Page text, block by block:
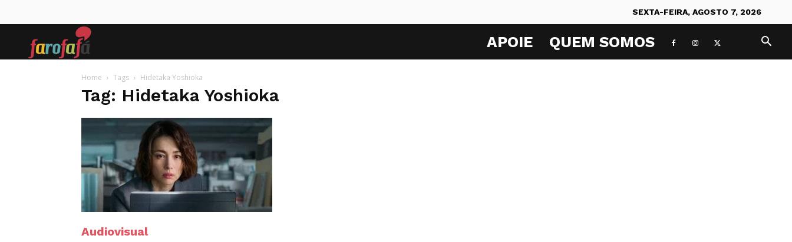
SEXTA-FEIRA, AGOSTO 7, 2026
APOIE QUEM SOMOS
Home Tags Hidetaka Yoshioka
Tag: Hidetaka Yoshioka
Audiovisual